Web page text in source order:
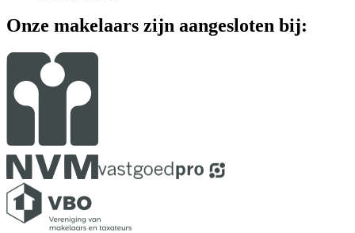
Onze makelaars zijn aangesloten bij: